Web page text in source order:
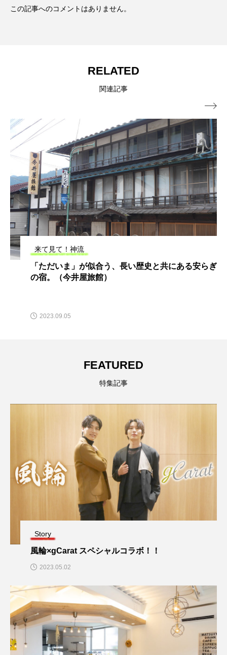
この記事へのコメントはありません。
RELATED
関連記事
来て見て！神流
「ただいま」が似合う、長い歴史と共にある安らぎ
の宿。（今井屋旅館）
2023.09.05

FEATURED
特集記事
Story
風輪×gCarat スペシャルコラボ！！
2023.05.02